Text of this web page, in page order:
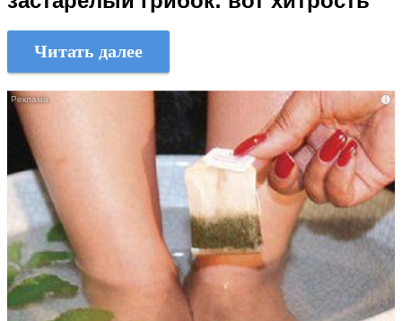
Читать далее
i